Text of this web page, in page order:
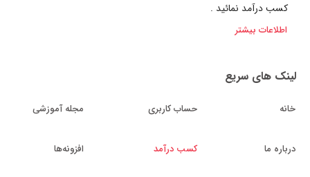
کسب درآمد نمائید .
اطلاعات بیشتر
لینک های سریع
خانه
درباره ما
حساب کاربری
کسب درآمد
مجله آموزشی
افزونه‌ها